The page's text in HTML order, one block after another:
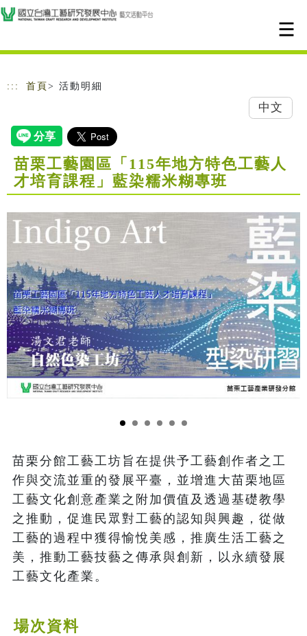
跳到主要內容
網站導覽
::: 首頁 > 活動明細
中文
苗栗工藝園區「115年地方特色工藝人
才培育課程」藍染糯米糊專班
苗栗分館工藝工坊旨在提供予工藝創作者之工
作與交流並重的發展平臺，並增進大苗栗地區
工藝文化創意產業之附加價值及透過基礎教學
之推動，促進民眾對工藝的認知與興趣，從做
工藝的過程中獲得愉悅美感，推廣生活工藝之
美，推動工藝技藝之傳承與創新，以永續發展
工藝文化產業。
場次資料